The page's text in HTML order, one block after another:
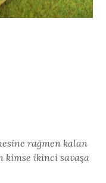
rağmen kalan
kimse ikinci savaşa